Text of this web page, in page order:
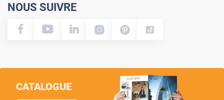
NOUS SUIVRE
CATALOGUE